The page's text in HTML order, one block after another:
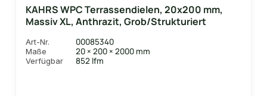
KAHRS WPC Terrassendielen, 20x200 mm,
Massiv XL, Anthrazit, Grob/Strukturiert
Art-Nr. 00085340
Maße 20 × 200 × 2000 mm
Verfügbar 852 lfm